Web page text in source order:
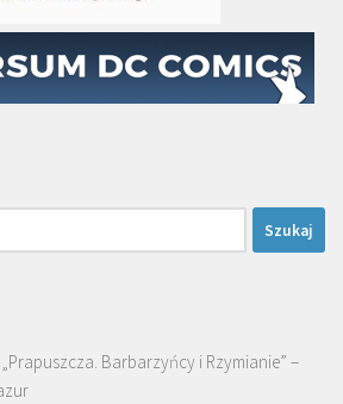
Barbarzyńcy i Rzymianie” –